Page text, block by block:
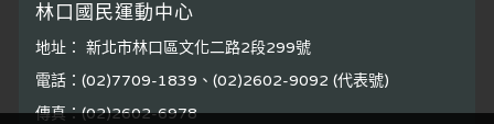
林口國民運動中心
地址： 新北市林口區文化二路2段299號
電話：(02)7709-1839、(02)2602-9092 (代表號)
傳真：(02)2602-6978